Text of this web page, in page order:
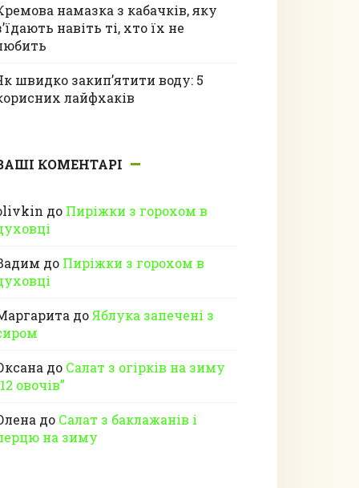
намазка з кабачків, яку
навіть ті, хто їх не
швидко закип’ятити воду: 5
лайфхаків
КОМЕНТАРІ
до Пиріжки з горохом в
до Пиріжки з горохом в
доЯблука запечені з
до Салат з огірків на зиму
овочів”
до Салат з баклажанів і
на зиму